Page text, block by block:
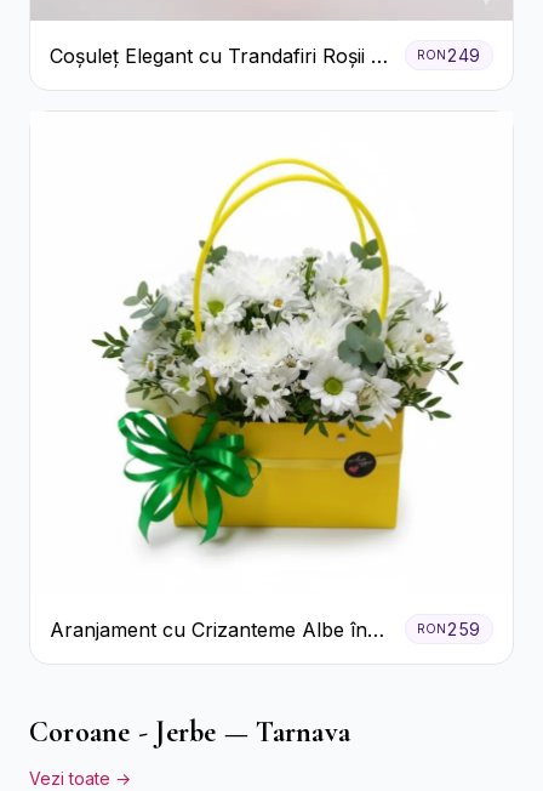
Coșuleț Elegant cu Trandafiri Roșii și
Lisianthus Alb
RON 249
Aranjament cu Crizanteme Albe în
Cutie Galbenă
RON 259
Coroane - Jerbe — Tarnava
Vezi toate →